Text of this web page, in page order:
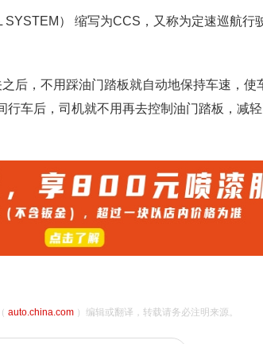
） 缩写为CCS，又称为定速巡航行
后，不用踩油门踏板就自动地保持车速，使
车后，司机就不用再去控制油门踏板，减
auto.china.com）编辑或翻译，转载请务必注明来源。